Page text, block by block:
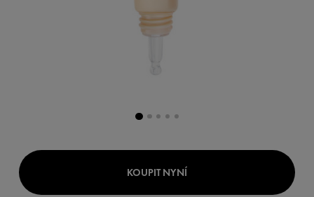
KOUPIT NYNÍ